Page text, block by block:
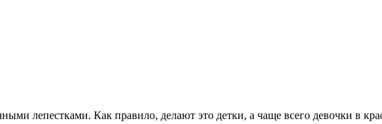
лепестками. Как правило, делают это детки, а чаще всего девочки в